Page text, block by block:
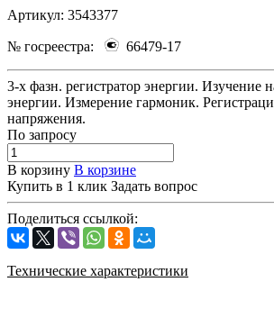
Артикул: 3543377
№ госреестра: 66479-17
3-х фазн. регистратор энергии. Изучение
энергии. Измерение гармоник.
напряжения.
По запросу
В корзину В корзине
Купить в 1 клик Задать вопрос
Поделиться ссылкой:
Технические характеристики